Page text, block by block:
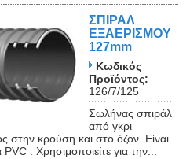
ΣΠΙΡΑΛ
ΕΞΑΕΡΙΣΜΟΥ
127mm
Κωδικός
Προϊόντος:
126/7/125
Σωλήνας σπιράλ
από γκρι
στην κρούση και στο όζον. Είναι
. Χρησιμοποιείτε για την...